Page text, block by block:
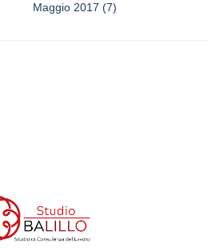
Maggio 2017 (7)